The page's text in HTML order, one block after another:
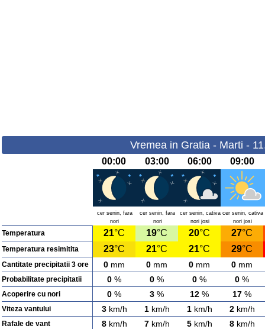
Vremea in Gratia - Marti -
00:00 03:00 06:00 09:00
cer senin, fara
nori
cer senin, fara
nori
cer senin, cativa
nori josi
cer senin, cativa
nori josi
Temperatura 21°C 19°C 20°C 27°C
Temperatura resimitita 23°C 21°C 21°C 29°C
Cantitate precipitatii 3 ore 0 mm 0 mm 0 mm 0 mm
Probabilitate precipitatii 0 % 0 % 0 % 0 %
Acoperire cu nori 0 % 3 % 12 % 17 %
Viteza vantului 3km/h 1km/h 1km/h 2km/h
Rafale de vant 8km/h 7km/h 5km/h 8km/h